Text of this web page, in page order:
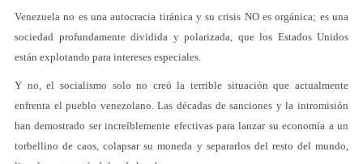
Venezuela no es una autocracia tiránica y su crisis NO es orgánica; es una
sociedad profundamente dividida y polarizada, que los Estados Unidos
están explotando para intereses especiales.
Y no, el socialismo solo no creó la terrible situación que actualmente
enfrenta el pueblo venezolano. Las décadas de sanciones y la intromisión
han demostrado ser increíblemente efectivas para lanzar su economía a un
torbellino de caos, colapsar su moneda y separarlos del resto del mundo,